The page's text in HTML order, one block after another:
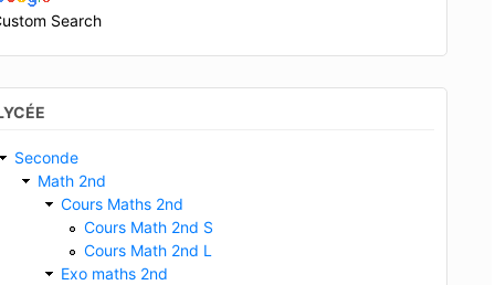
Search
Seconde
Math 2nd
Cours Maths 2nd
Cours Math 2nd S
Cours Math 2nd L
Exo maths 2nd